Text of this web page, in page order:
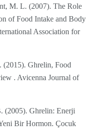
M. L. (2007). The Role
of Food Intake and Body
Association for
(2015). Ghrelin, Food
. Avicenna Journal of
(2005). Ghrelin: Enerji
Bir Hormon. Çocuk